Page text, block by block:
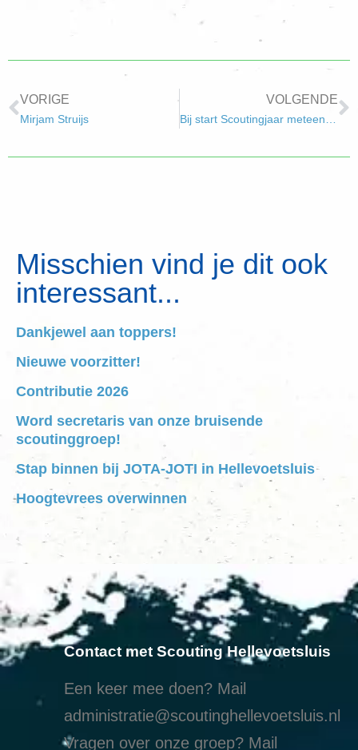
VORIGE
Mirjam Struijs
VOLGENDE
Misschien vind je dit ook
interessant...
Dankjewel aan toppers!
Nieuwe voorzitter!
Contributie 2026
Word secretaris van onze bruisende
scoutinggroep!
Stap binnen bij JOTA-JOTI in Hellevoetsluis
Hoogtevrees overwinnen
Contact met Scouting Hellevoetsluis
Een keer mee doen? Mail
administratie@scoutinghellevoetsluis.nl
Vragen over onze groep? Mail